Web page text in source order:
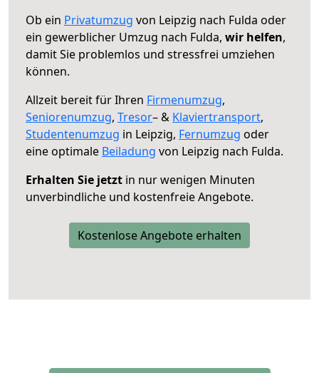
Ob ein Privatumzug von Leipzig nach Fulda oder
ein gewerblicher Umzug nach Fulda, wir helfen,
damit Sie problemlos und stressfrei umziehen
können.
Allzeit bereit für Ihren Firmenumzug,
Seniorenumzug, Tresor– & Klaviertransport,
Studentenumzug in Leipzig, Fernumzug oder
eine optimale Beiladung von Leipzig nach Fulda.
Erhalten Sie jetzt in nur wenigen Minuten
unverbindliche und kostenfreie Angebote.
Kostenlose Angebote erhalten